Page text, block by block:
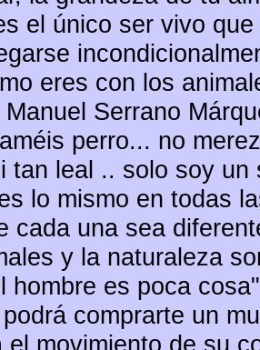
el único ser vivo
eres con los
Serrano
perro... no
tan leal .. solo soy un
lo mismo en todas
cada una sea
y la naturaleza
hombre es poca
comprarte un
el movimiento de su